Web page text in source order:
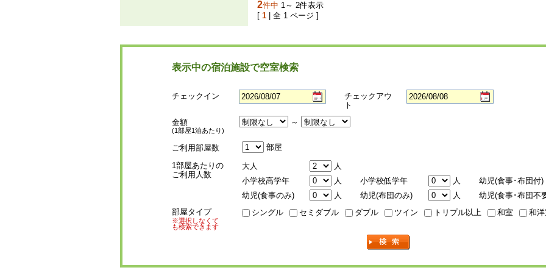
2件中 1～ 2件表示
[ 1 | 全 1 ページ ]
表示中の宿泊施設で空室検索
チェックイン
チェックアウ
ト
金額
(1部屋1泊あたり)
～
ご利用部屋数
部屋
1部屋あたりの
ご利用人数
大人
人
小学校高学年
人 小学校低学年 人 幼児(食事･布団付)
幼児(食事のみ)
人 幼児(布団のみ) 人 幼児(食事･布団不
部屋タイプ
※選択しなくて
も検索できます
シングル セミダブル ダブル ツイン トリプル以上 和室 和